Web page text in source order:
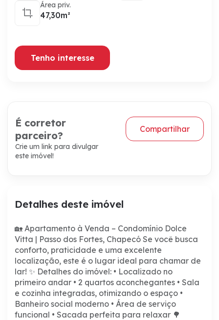
Área priv.
47,30m²
Tenho interesse
É corretor
parceiro?
Crie um link para divulgar
este imóvel!
Compartilhar
Detalhes deste imóvel
🏡 Apartamento à Venda – Condomínio Dolce
Vitta | Passo dos Fortes, Chapecó Se você busca
conforto, praticidade e uma excelente
localização, este é o lugar ideal para chamar de
lar! ✨ Detalhes do imóvel: • Localizado no
primeiro andar • 2 quartos aconchegantes • Sala
e cozinha integradas, otimizando o espaço •
Banheiro social moderno • Área de serviço
funcional • Sacada perfeita para relaxar 🌳